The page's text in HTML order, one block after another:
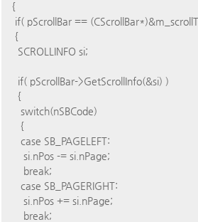
{
if( pScrollBar ==
{
SCROLLINFO si;
if( pScrollBar->GetScrollInfo(&si) )
{
switch(nSBCode)
{
case SB_PAGELEFT:
si.nPos -= si.nPage;
break;
case SB_PAGERIGHT:
si.nPos += si.nPage;
break;